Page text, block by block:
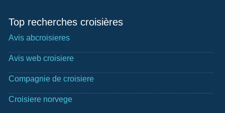
Top recherches croisières
Avis abcroisieres
Avis web croisiere
Compagnie de croisiere
Croisiere norvege